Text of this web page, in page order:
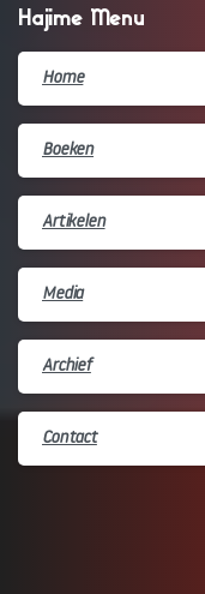
Hajime Menu
Home
Boeken
Artikelen
Media
Archief
Contact